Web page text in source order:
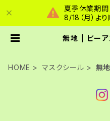
夏季休業期間
8/18（月）よ
無地 | ピー
HOME マスクシール 無地